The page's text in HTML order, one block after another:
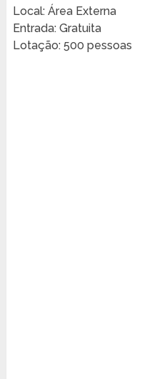
Local: Área Externa
Entrada: Gratuita
Lotação: 500 pessoas